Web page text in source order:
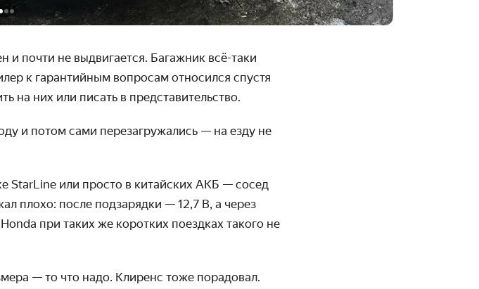
и почти не выдвигается. Багажник всё-таки
к гарантийным вопросам относился спустя
на них или писать в представительство.
и потом сами перезагружались — на езду не
StarLine или просто в китайских АКБ — сосед
плохо: после подзарядки — 12,7 В, а через
при таких же коротких поездках такого не
— то что надо. Клиренс тоже порадовал.